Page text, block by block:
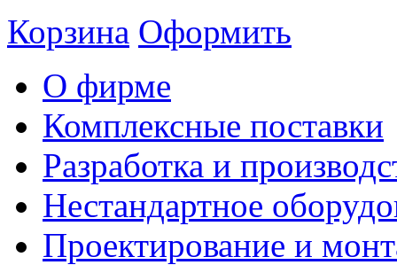
Корзина Оформить
О фирме
Комплексные поставки
Разработка и
Нестандартное
Проектирование и